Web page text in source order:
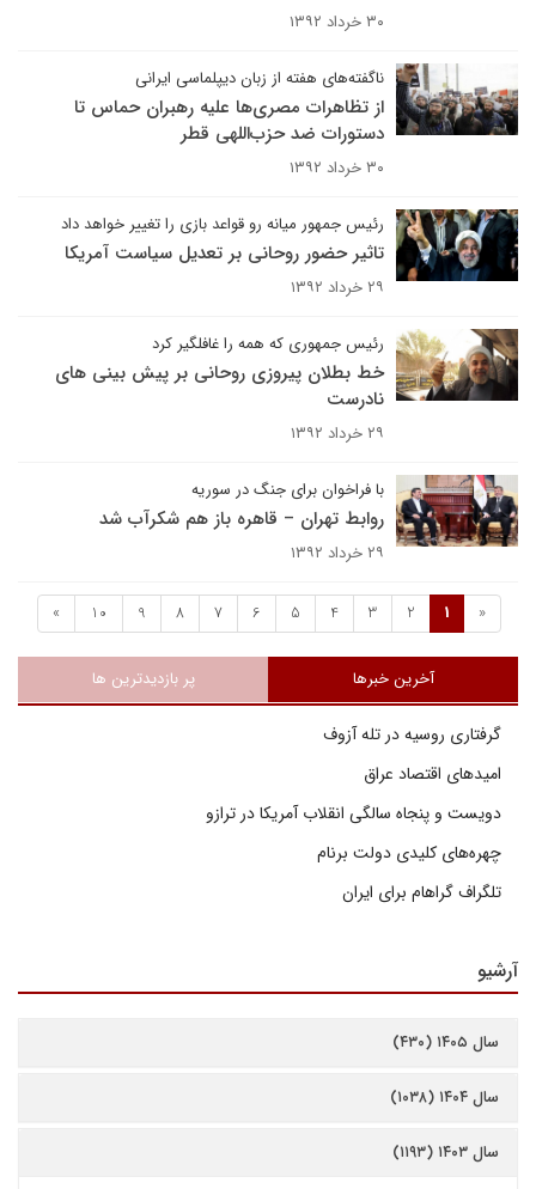
۳۰ خرداد ۱۳۹۲
ناگفته‌های هفته از زبان دیپلماسی ایرانی
از تظاهرات مصری‌ها علیه رهبران حماس تا
دستورات ضد حزب‌اللهی قطر
۳۰ خرداد ۱۳۹۲
رئیس جمهور میانه رو قواعد بازی را تغییر خواهد داد
تاثیر حضور روحانی بر تعدیل سیاست آمریکا
۲۹ خرداد ۱۳۹۲
رئیس جمهوری که همه را غافلگیر کرد
خط بطلان پیروزی روحانی بر پیش بینی های
نادرست
۲۹ خرداد ۱۳۹۲
با فراخوان برای جنگ در سوریه
روابط تهران – قاهره باز هم شکرآب شد
۲۹ خرداد ۱۳۹۲
«
1
2
3
4
5
6
7
8
9
10
»
آخرین خبرها پر بازدیدترین ها
گرفتاری روسیه در تله آزوف
امیدهای اقتصاد عراق
دویست و پنجاه سالگی انقلاب آمریکا در ترازو
چهره‌های کلیدی دولت برنام
تلگراف گراهام برای ایران
آرشیو
سال ۱۴۰۵ (۴۳۰)
سال ۱۴۰۴ (۱۰۳۸)
سال ۱۴۰۳ (۱۱۹۳)